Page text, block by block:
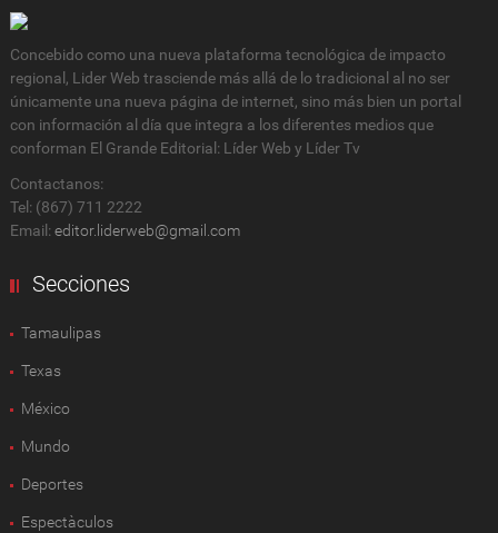
Concebido como una nueva plataforma tecnológica de impacto
regional, Lider Web trasciende más allá de lo tradicional al no ser
únicamente una nueva página de internet, sino más bien un portal
con información al día que integra a los diferentes medios que
conforman El Grande Editorial: Líder Web y Líder Tv
Contactanos:
Tel: (867) 711 2222
Email: editor.liderweb@gmail.com
Secciones
Tamaulipas
Texas
México
Mundo
Deportes
Espectàculos